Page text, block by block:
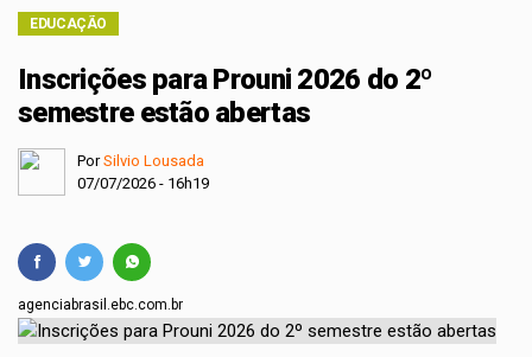
EDUCAÇÃO
Inscrições para Prouni 2026 do 2º
semestre estão abertas
PorSilvio Lousada
07/07/2026 - 16h19
agenciabrasil.ebc.com.br